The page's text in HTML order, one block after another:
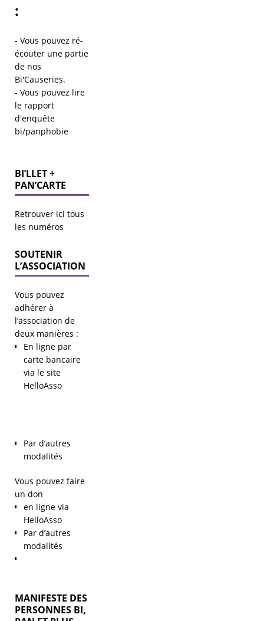
:
- Vous pouvez ré-
écouter une partie
de nos
Bi'Causeries.
- Vous pouvez lire
le rapport
d'enquête
bi/panphobie
BI’LLET +
PAN’CARTE
Retrouver ici tous
les numéros
SOUTENIR
L’ASSOCIATION
Vous pouvez
adhérer à
l’association de
deux manières :
En ligne par
carte bancaire
via le site
HelloAsso
Par d’autres
modalités
Vous pouvez faire
un don
en ligne via
HelloAsso
Par d’autres
modalités
MANIFESTE DES
PERSONNES BI,